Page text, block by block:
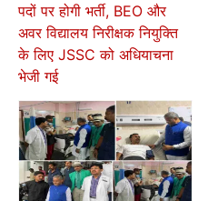
पदों पर होगी भर्ती, BEO और
अवर विद्यालय निरीक्षक नियुक्ति
के लिए JSSC को अधियाचना
भेजी गई